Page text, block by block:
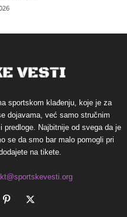
sportskom klađenju, koje je za
dojavama, već samo stručnim
Najbitnije od svega da je
se da smo bar malo pomogli pri
na tikete.